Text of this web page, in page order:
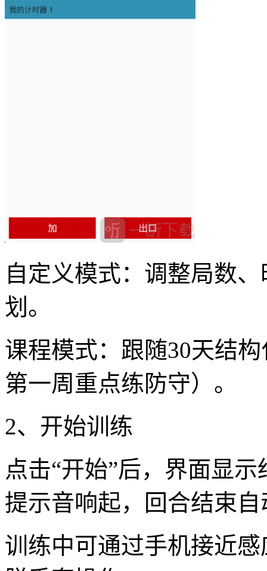
自定义模式：调整局数
划。
课程模式：跟随30天结
第一周重点练防守）。
2、开始训练
点击“开始”后，界面显
提示音响起，回合结束
训练中可通过手机接近